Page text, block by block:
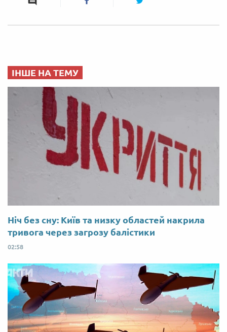
ІНШЕ НА ТЕМУ
Ніч без сну: Київ та низку областей накрила
тривога через загрозу балістики
02:58